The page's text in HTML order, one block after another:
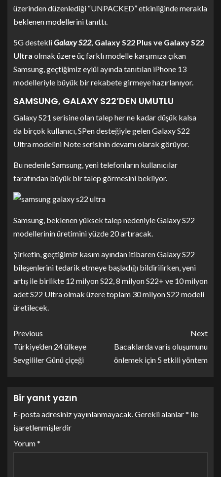
üzerinden düzenlediği “UNPACKED” etkinliğinde merakla
beklenen modellerini tanıttı.
5G destekliGalaxy S22, Galaxy S22 Plus ve Galaxy S22
Ultra olmak üzere üç farklı modelle karşımıza çıkan
Samsung, geçtiğimiz eylül ayında tanıtılan iPhone 13
modelleriyle büyük bir rekabete girmeye hazırlanıyor.
SAMSUNG, GALAXY S22’DEN UMUTLU
Galaxy S21 serisine olan talep her ne kadar düşük kalsa
da birçok kullanıcı, SPen desteğiyle gelen Galaxy S22
Ultra modelini Note serisinin devamı olarak görüyor.
Bu nedenle Samsung, yeni telefonların kullanıcılar
tarafından büyük bir talep görmesini bekliyor.
Samsung, beklenen yüksek talep nedeniyle Galaxy S22
modellerinin üretimini yüzde 20 artıracak.
Şirketin, geçtiğimiz kasım ayından itibaren Galaxy S22
bileşenlerini tedarik etmeye başladığı bildirilirken, yeni
artış ile birlikte 12 milyon S22, 8 milyon S22+ ve 10 milyon
adet S22 Ultra olmak üzere toplam 30 milyon S22 modeli
üretilecek.
Previous
Türkiye’den 24 ülkeye
Sevgililer Günü çiçeği
Next
Bacaklarda varis oluşumunu
önlemek için 5 etkili yöntem
Bir yanıt yazın
E-posta adresiniz yayınlanmayacak.Gerekli alanlar* ile
işaretlenmişlerdir
Yorum*